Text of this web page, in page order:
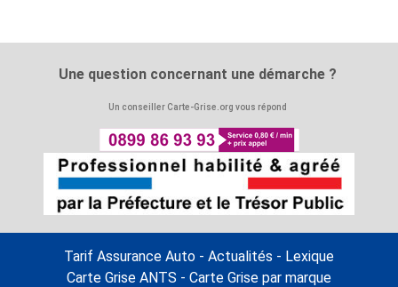
Une question concernant une démarche ?
Un conseiller Carte-Grise.org vous répond
Tarif Assurance Auto - Actualités - Lexique
Carte Grise ANTS - Carte Grise par marque